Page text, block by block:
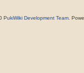
PukiWiki Development Team.